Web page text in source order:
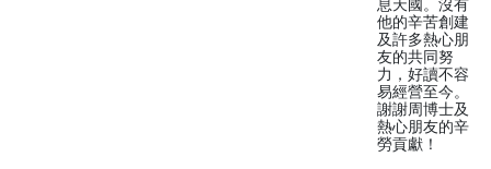
息天國。沒有
他的辛苦創建
及許多熱心朋
友的共同努
力，好讀不容
易經營至今。
謝謝周博士及
熱心朋友的辛
勞貢獻！